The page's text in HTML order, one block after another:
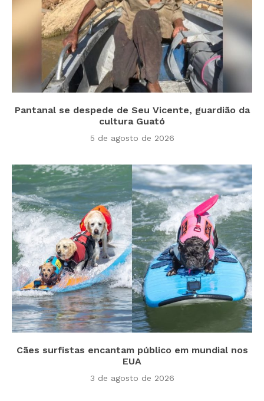
Pantanal se despede de Seu Vicente, guardião da
cultura Guató
5 de agosto de 2026
Cães surfistas encantam público em mundial nos
EUA
3 de agosto de 2026